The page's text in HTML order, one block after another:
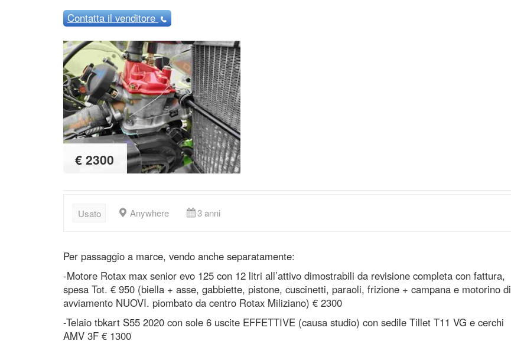
Contattail venditore
€ 2300
Usato Anywhere 3 anni
Per passaggio a marce, vendo anche separatamente:
-Motore Rotax max senior evo 125 con 12 litri all’attivo dimostrabili da revisione completa con fattura,
spesa Tot. € 950 (biella + asse, gabbiette, pistone, cuscinetti, paraoli, frizione + campana e motorino di
avviamento NUOVI. piombato da centro Rotax Miliziano) € 2300
-Telaio tbkart S55 2020 con sole 6 uscite EFFETTIVE (causa studio) con sedile Tillet T11 VG e cerchi
AMV 3F € 1300